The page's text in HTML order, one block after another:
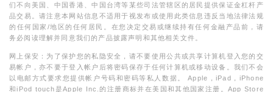
们不向美国、中国香港、中国台湾等某些司法管辖区的居民提供保证金杠杆产
品交易。请注意本网站信息不适用于视发布或使用此类信息违反当地法律法规
的任何国家/地区的任何居民。在您决定交易或继续持有任何金融产品前，请
务必阅读理解并同意我们的产品披露声明和其他相关文件。
网上保安：为了保护您的私隐安全，请不要使用公共或共享计算机登入您的交
易帐户，亦不要于登入帐户后将密码保存于任何计算机或移动设备。我们不会
以电邮方式要求您提供帐户号码和密码等私人数据。 Apple，iPad，iPhone
和iPod touch是Apple Inc.的注册商标并在美国和其他国家注册。App Store